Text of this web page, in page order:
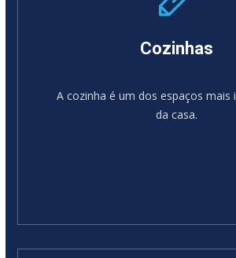
Cozinhas
A cozinha é um dos espaços mais
da casa.